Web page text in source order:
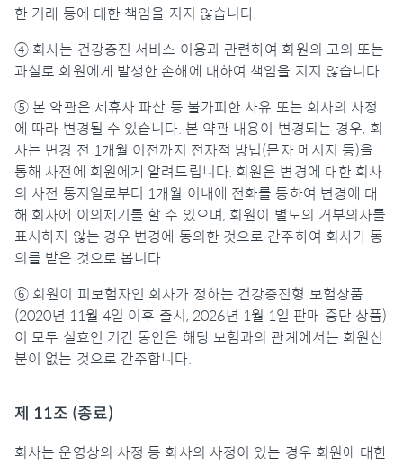
한 거래 등에 대한 책임을 지지 않습니다.
④ 회사는 건강증진 서비스 이용과 관련하여 회원의 고의 또는
과실로 회원에게 발생한 손해에 대하여 책임을 지지 않습니다.
⑤ 본 약관은 제휴사 파산 등 불가피한 사유 또는 회사의 사정
에 따라 변경될 수 있습니다. 본 약관 내용이 변경되는 경우, 회
사는 변경 전 1개월 이전까지 전자적 방법(문자 메시지 등)을
통해 사전에 회원에게 알려드립니다. 회원은 변경에 대한 회사
의 사전 통지일로부터 1개월 이내에 전화를 통하여 변경에 대
해 회사에 이의제기를 할 수 있으며, 회원이 별도의 거부의사를
표시하지 않는 경우 변경에 동의한 것으로 간주하여 회사가 동
의를 받은 것으로 봅니다.
⑥ 회원이 피보험자인 회사가 정하는 건강증진형 보험상품
(2020년 11월 4일 이후 출시, 2026년 1월 1일 판매 중단 상품)
이 모두 실효인 기간 동안은 해당 보험과의 관계에서는 회원신
분이 없는 것으로 간주합니다.
제 11조 (종료)
회사는 운영상의 사정 등 회사의 사정이 있는 경우 회원에 대한